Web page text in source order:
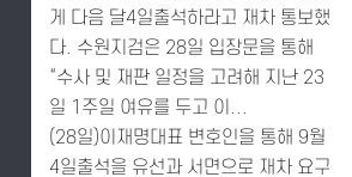
게 다음 달4일출석하라고 재차 통보했
다. 수원지검은 28일 입장문을 통해
“수사 및 재판 일정을 고려해 지난 23
일 1주일 여유를 두고 이...
(28일)이재명대표 변호인을 통해 9월
4일출석을 유선과 서면으로 재차 요구